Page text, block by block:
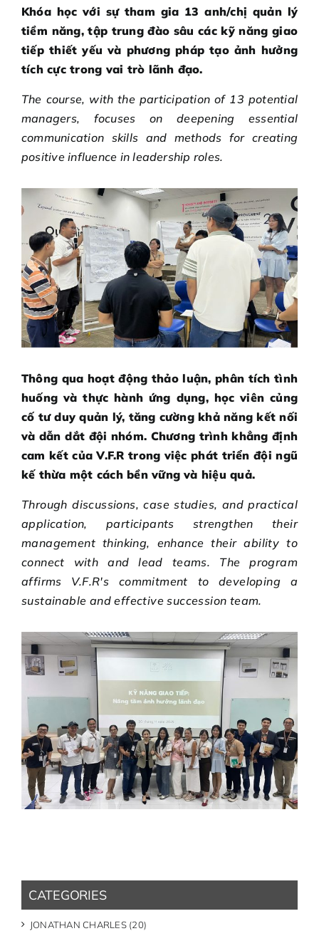
Khóa học với sự tham gia 13 anh/chị quản lý
tiềm năng, tập trung đào sâu các kỹ năng giao
tiếp thiết yếu và phương pháp tạo ảnh hưởng
tích cực trong vai trò lãnh đạo.
The course, with the participation of 13 potential
managers, focuses on deepening essential
communication skills and methods for creating
positive influence in leadership roles.
Thông qua hoạt động thảo luận, phân tích tình
huống và thực hành ứng dụng, học viên củng
cố tư duy quản lý, tăng cường khả năng kết nối
và dẫn dắt đội nhóm. Chương trình khẳng định
cam kết của V.F.R trong việc phát triển đội ngũ
kế thừa một cách bền vững và hiệu quả.
Through discussions, case studies, and practical
application, participants strengthen their
management thinking, enhance their ability to
connect with and lead teams. The program
affirms V.F.R's commitment to developing a
sustainable and effective succession team.
CATEGORIES
JONATHAN CHARLES (20)